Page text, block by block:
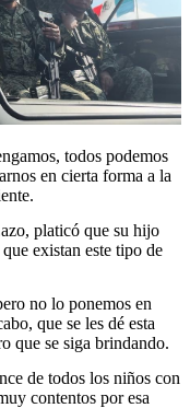
todos podemos
en cierta forma a la
platicó que su hijo
existan este tipo de
no lo ponemos en
que se les dé esta
que se siga brindando.
de todos los niños con
contentos por esa